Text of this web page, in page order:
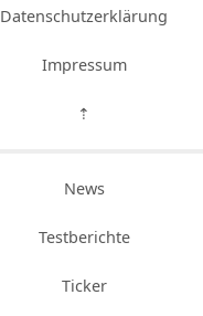
Datenschutzerklärung
Impressum
⇡
News
Testberichte
Ticker